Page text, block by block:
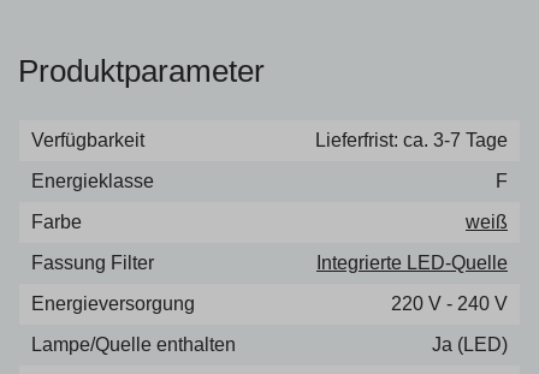
Produktparameter
Verfügbarkeit
Lieferfrist: ca. 3-7 Tage
Energieklasse
F
Farbe
weiß
Fassung Filter
Integrierte LED-Quelle
Energieversorgung
220 V - 240 V
Lampe/Quelle enthalten
Ja (LED)